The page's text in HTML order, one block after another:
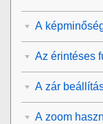
A
Az érintéses
A zár
A zoom